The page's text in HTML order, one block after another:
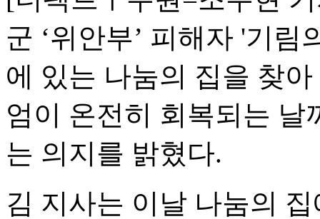
군 ‘위안부’ 피해자 '기
에 있는 나눔의 집을 찾
엄이 온전히 회복되는
는 의지를 밝혔다.
김 지사는 이날 나눔의